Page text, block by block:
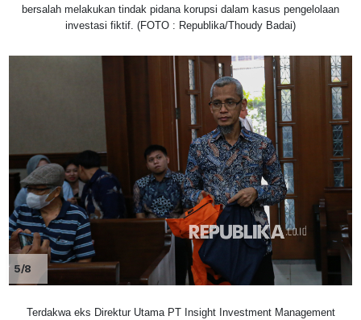
bersalah melakukan tindak pidana korupsi dalam kasus pengelolaan
investasi fiktif. (FOTO : Republika/Thoudy Badai)
5/8
Terdakwa eks Direktur Utama PT Insight Investment Management